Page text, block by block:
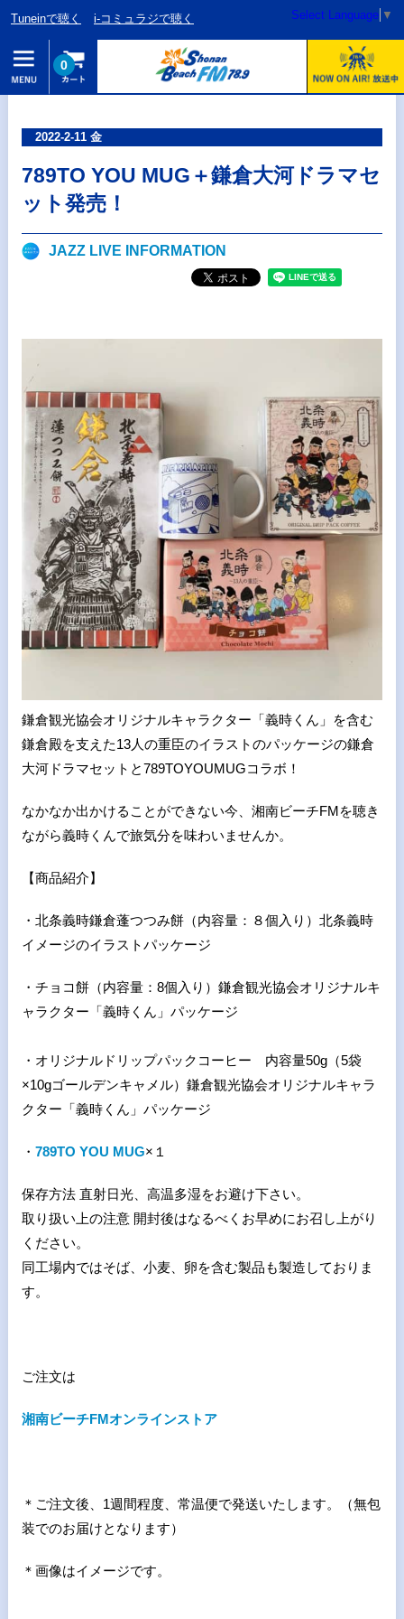
Tuneinで聴く i-コミュラジで聴く Select Language ▼
0
2022-2-11 金
789TO YOU MUG＋鎌倉大河ドラマセ
ット発売！
JAZZ LIVE INFORMATION
鎌倉観光協会オリジナルキャラクター「義時くん」を含む
鎌倉殿を支えた13人の重臣のイラストのパッケージの鎌倉
大河ドラマセットと789TOYOUMUGコラボ！
なかなか出かけることができない今、湘南ビーチFMを聴き
ながら義時くんで旅気分を味わいませんか。
【商品紹介】
・北条義時鎌倉蓬つつみ餅（内容量：８個入り）北条義時
イメージのイラストパッケージ
・チョコ餅（内容量：8個入り）鎌倉観光協会オリジナルキ
ャラクター「義時くん」パッケージ
・オリジナルドリップパックコーヒー 内容量50g（5袋
×10gゴールデンキャメル）鎌倉観光協会オリジナルキャラ
クター「義時くん」パッケージ
・ 789TO YOU MUG×１
保存方法 直射日光、高温多湿をお避け下さい。
取り扱い上の注意 開封後はなるべくお早めにお召し上がり
ください。
同工場内ではそば、小麦、卵を含む製品も製造しておりま
す。
ご注文は
湘南ビーチFMオンラインストア
＊ご注文後、 1週間程度、常温便で発送いたします。（無包
装でのお届けとなります）
＊画像はイメージです。